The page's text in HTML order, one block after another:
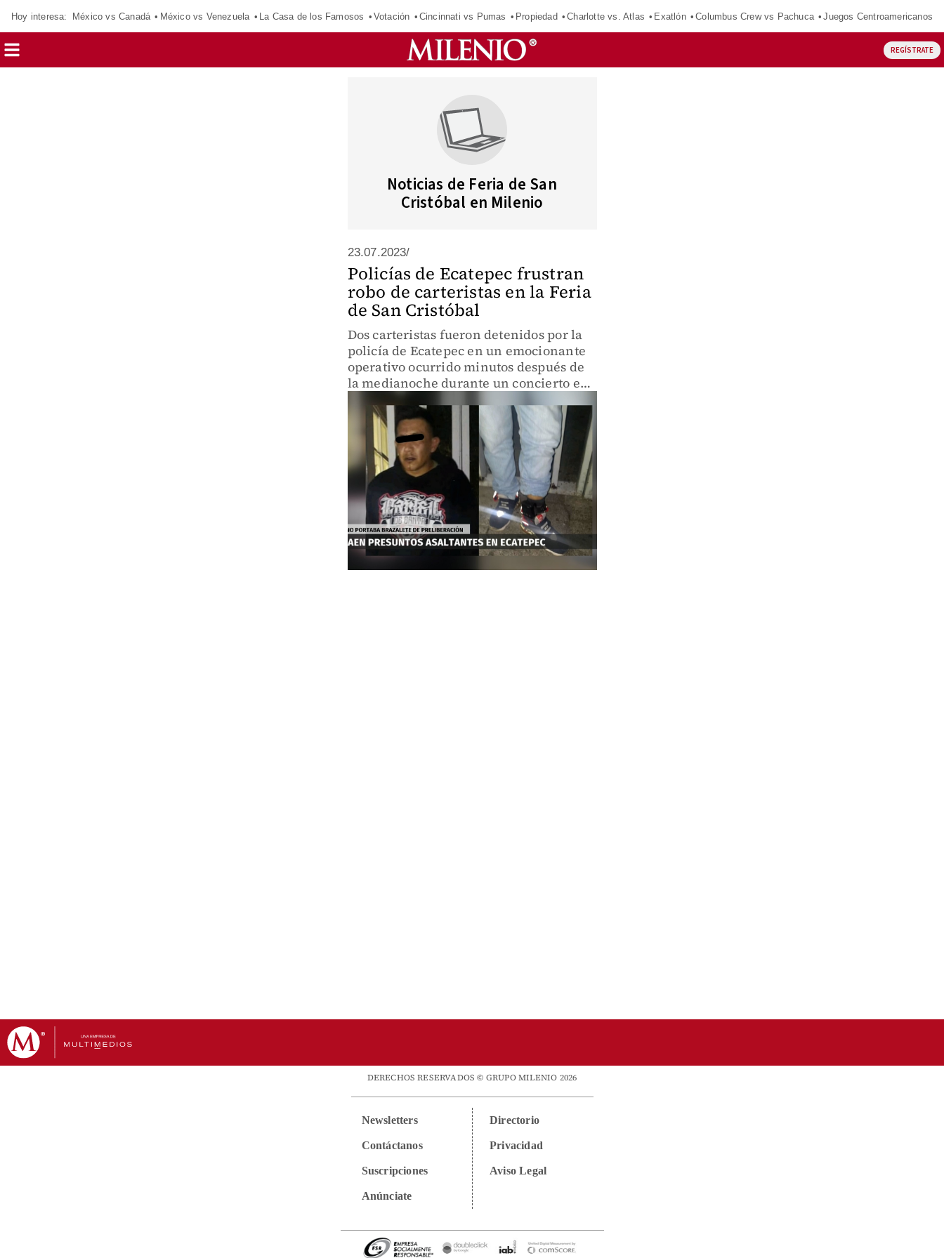
Hoy interesa: México vs Canadá México vs Venezuela La Casa de los Famosos Votación Cincinnati vs Pumas Propiedad Charlotte vs. Atlas Exatlón Columbus Crew vs Pachuca Juegos Centroamericanos
REGÍSTRATE
Noticias de Feria de San
Cristóbal en Milenio
23.07.2023/
Policías de Ecatepec frustran
robo de carteristas en la Feria
de San Cristóbal
Dos carteristas fueron detenidos por la
policía de Ecatepec en un emocionante
operativo ocurrido minutos después de
la medianoche durante un concierto en
la Feria de San Cristóbal.
DERECHOS RESERVADOS © GRUPO MILENIO 2026
Newsletters
Contáctanos
Suscripciones
Anúnciate
Directorio
Privacidad
Aviso Legal